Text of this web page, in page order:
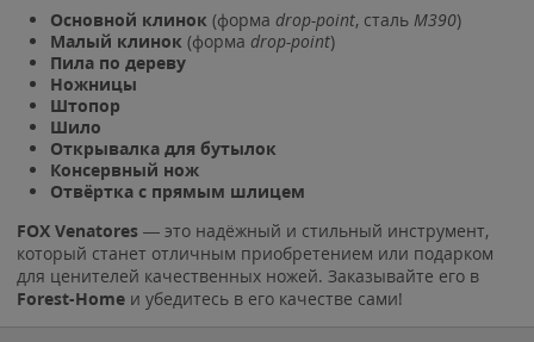
Основной клинок (форма drop-point, сталь M390)
Малый клинок (форма drop-point)
Пила по дереву
Ножницы
Штопор
Шило
Открывалка для бутылок
Консервный нож
Отвёртка с прямым шлицем
FOX Venatores — это надёжный и стильный инструмент,
который станет отличным приобретением или подарком
для ценителей качественных ножей. Заказывайте его в
Forest-Home и убедитесь в его качестве сами!